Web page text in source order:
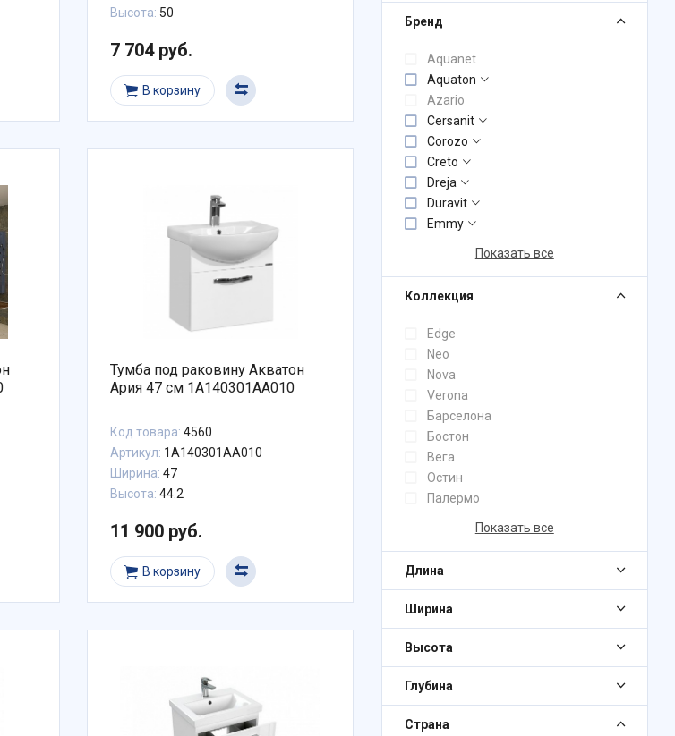
Высота: 50
7 704 руб.
В корзину
Тумба под раковину Акватон
Ария 47 см 1A140301AA010
Код товара: 4560
Артикул: 1A140301AA010
Ширина: 47
Высота: 44.2
11 900 руб.
В корзину
Бренд
Aquanet
Aquaton
Azario
Cersanit
Corozo
Creto
Dreja
Duravit
Emmy
Показать все
Коллекция
Edge
Neo
Nova
Verona
Барселона
Бостон
Вега
Остин
Палермо
Показать все
Длина
Ширина
Высота
Глубина
Страна